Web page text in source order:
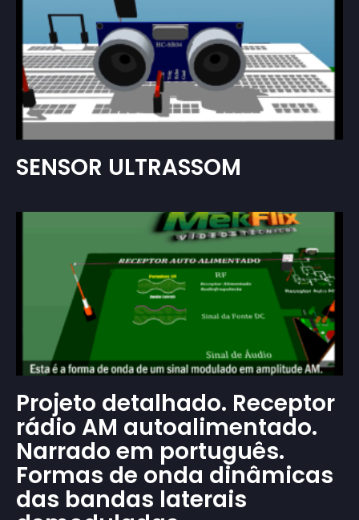
SENSOR ULTRASSOM
Projeto detalhado. Receptor
rádio AM autoalimentado.
Narrado em português.
Formas de onda dinâmicas
das bandas laterais